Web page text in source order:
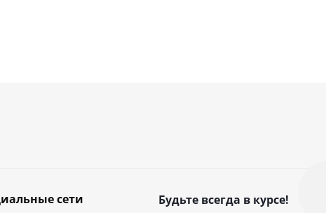
сети Будьте всегда в курсе!